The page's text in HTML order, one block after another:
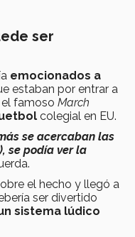
ser
emocionados a
estaban por entrar a
famoso March
colegial en EU.
se acercaban las
se podía ver la
el hecho y llegó a
ser divertido
sistema lúdico